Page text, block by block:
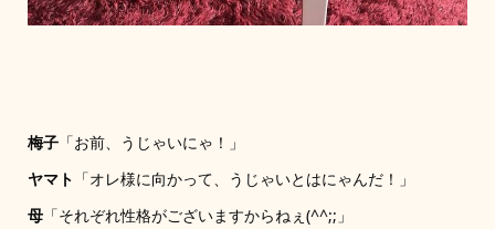
梅子「お前、うじゃいにゃ！」
ヤマト 「オレ様に向かって、うじゃいとはにゃんだ！」
母「それぞれ性格がございますからねぇ(^^;;」